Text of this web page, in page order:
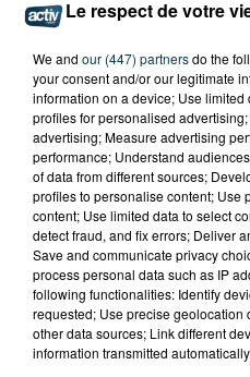
L’ASSE RÉDUIT FACE
PREMIÈRE VICTOIRE
Le respect de votre
We and our (447) partnersdo the
your consent and/or our legitimate
information on a device; Use
profiles for personalised
advertising; Measure advertising
performance; Understand
of data from different sources;
profiles to personalise content; Use
content; Use limited data to select
detect fraud, and fix errors; Deliver
Save and communicate privacy
process personal data such as IP
following functionalities: Identify
requested; Use precise geolocation
other data sources; Link different
information transmitted automatically.